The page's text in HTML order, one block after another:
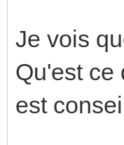
Je vois
Qu'est ce
est